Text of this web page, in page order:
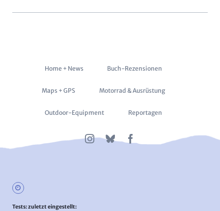
Navigation
Home + News Buch-Rezensionen
Maps + GPS Motorrad & Ausrüstung
Outdoor-Equipment Reportagen
Tests: zuletzt eingestellt: